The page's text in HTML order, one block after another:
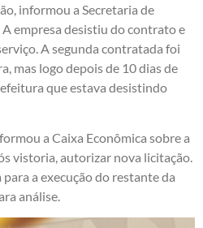
informou a Secretaria de
empresa desistiu do contrato e
A segunda contratada foi
mas logo depois de 10 dias de
que estava desistindo
a Caixa Econômica sobre a
vistoria, autorizar nova licitação.
a execução do restante da
análise.